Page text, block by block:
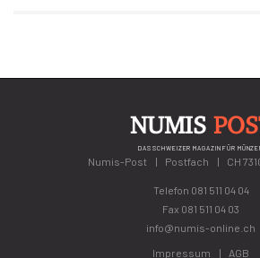
NUMIS
DAS SCHWEIZER MAGAZIN FÜR
Numis-Post Postfach CH
Telefon 081 511 04 04
Fax 081 511 04 03
info@numis-online.ch
Impressum
AGB